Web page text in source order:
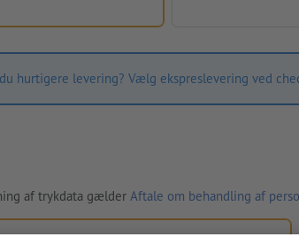
hurtigere levering? Vælg ekspreslevering ved
af trykdata gælder Aftale om behandling af